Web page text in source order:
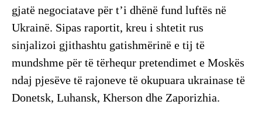
gjatë negociatave për t’i dhënë fund luftës në
Ukrainë. Sipas raportit, kreu i shtetit rus
sinjalizoi gjithashtu gatishmërinë e tij të
mundshme për të tërhequr pretendimet e Moskës
ndaj pjesëve të rajoneve të okupuara ukrainase të
Donetsk, Luhansk, Kherson dhe Zaporizhia.